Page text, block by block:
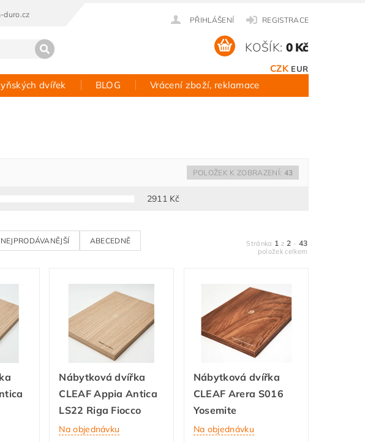
duro.cz
PŘIHLÁŠENÍ REGISTRACE
CZK EUR
KOŠÍK: 0 Kč
dvířek BLOG Vrácení zboží, reklamace
2911Kč
POLOŽEK K ZOBRAZENÍ: 43
NEJPRODÁVANĚJŠÍ ABECEDNĚ Stránka 1 z2 - 43
položek celkem
Nábytková dvířka
CLEAF Appia Antica
LS22 Riga Fiocco
Na objednávku
Nábytková dvířka
CLEAF Arera S016
Yosemite
Na objednávku